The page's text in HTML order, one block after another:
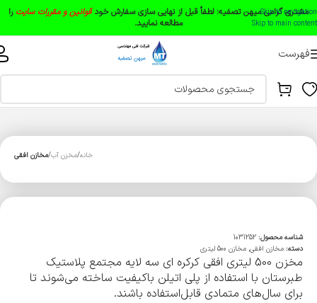
Skip to navigation
Skip to main content
مشتری گرامی میهن تصفیه: لطفاً قبل از نهایی سازی سفارش خودقوانین و مقررات سایت را
مطالعه نمایید.
فهرست
خانه مخزن آب مخازن افقی
شناسه محصول: 1031252
دسته: مخازن افقی, مخازن 500 لیتری
مخزن 500 لیتری افقی کرکره ای سه لایه مجتمع پلاستیک
طبرستان با استفاده از پلی اتیلن باکیفیت ساخته می‌شوند تا
برای سال‌های متمادی قابل‌استفاده باشند.